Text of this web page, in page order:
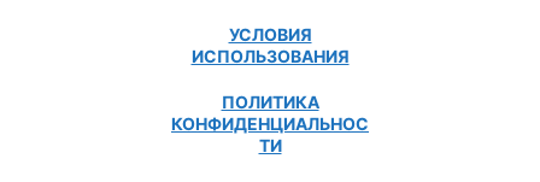
УСЛОВИЯ
ИСПОЛЬЗОВАНИЯ
ПОЛИТИКА
КОНФИДЕНЦИАЛЬНОС
ТИ